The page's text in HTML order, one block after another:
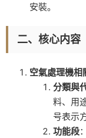
安裝。
二、核心内容
空氣處理機相
分類與
料、用
号表示
功能段